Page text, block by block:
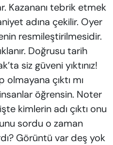
Kazananı tebrik etmek
adına çekilir. Oyer
resmileştirilmesidir.
Doğrusu tarih
siz güveni yıktınız!
olmayana çıktı mı
öğrensin. Noter
kimlerin adı çıktı onu
sordu o zaman
Görüntü var deş yok